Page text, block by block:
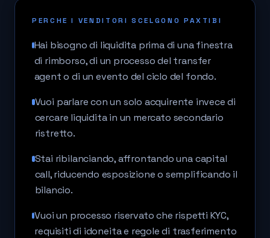
PERCHE I VENDITORI SCELGONO PAXTIBI
Hai bisogno di liquidita prima di una finestra
di rimborso, di un processo del transfer
agent o di un evento del ciclo del fondo.
Vuoi parlare con un solo acquirente invece di
cercare liquidita in un mercato secondario
ristretto.
Stai ribilanciando, affrontando una capital
call, riducendo esposizione o semplificando il
bilancio.
Vuoi un processo riservato che rispetti KYC,
requisiti di idoneita e regole di trasferimento